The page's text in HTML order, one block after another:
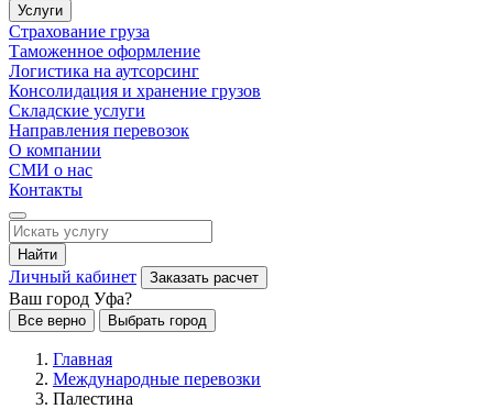
Услуги
Страхование груза
Таможенное оформление
Логистика на аутсорсинг
Консолидация и хранение грузов
Складские услуги
Направления перевозок
О компании
СМИ о нас
Контакты
Найти
Личный кабинет Заказать расчет
Ваш город Уфа?
Все верно Выбрать город
Главная
Международные перевозки
Палестина